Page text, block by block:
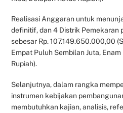
Realisasi Anggaran untuk
definitif, dan 4 Distrik Pemekaran
sebesar Rp. 107.149.650.000,00
Empat Puluh Sembilan Juta,
Rupiah).
Selanjutnya, dalam rangka
instrumen kebijakan
membutuhkan kajian, analisis,